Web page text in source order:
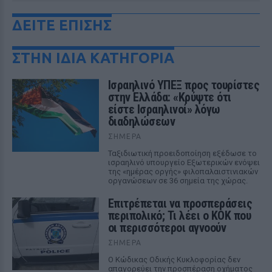
ΔΕΙΤΕ ΕΠΙΣΗΣ
ΣΤΗΝ ΙΔΙΑ ΚΑΤΗΓΟΡΙΑ
Ισραηλινό ΥΠΕΞ προς τουρίστες
στην Ελλάδα: «Κρύψτε ότι
είστε Ισραηλινοί» λόγω
διαδηλώσεων
ΣΉΜΕΡΑ
Ταξιδιωτική προειδοποίηση εξέδωσε το
ισραηλινό υπουργείο Εξωτερικών ενόψει
της «ημέρας οργής» φιλοπαλαιστινιακών
οργανώσεων σε 36 σημεία της χώρας.
Επιτρέπεται να προσπεράσεις
περιπολικό; Τι λέει ο ΚΟΚ που
οι περισσότεροι αγνοούν
ΣΉΜΕΡΑ
Ο Κώδικας Οδικής Κυκλοφορίας δεν
απαγορεύει την προσπέραση οχήματος